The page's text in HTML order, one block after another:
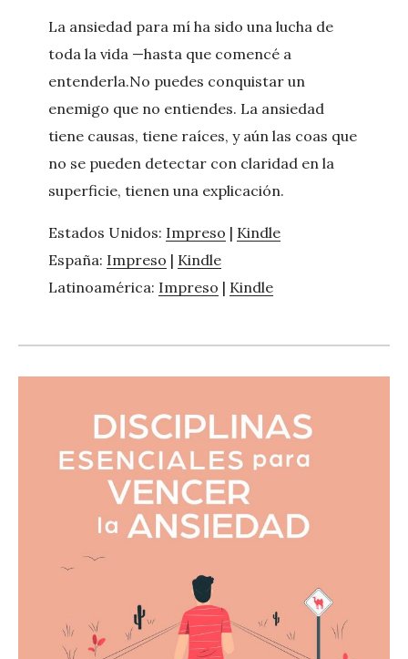
La ansiedad para mí ha sido una lucha de
toda la vida —hasta que comencé a
entenderla.No puedes conquistar un
enemigo que no entiendes. La ansiedad
tiene causas, tiene raíces, y aún las coas que
no se pueden detectar con claridad en la
superficie, tienen una explicación.
Estados Unidos: Impreso | Kindle
España: Impreso | Kindle
Latinoamérica: Impreso | Kindle